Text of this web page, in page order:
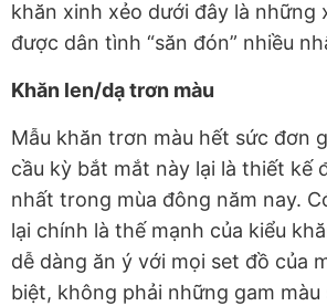
khăn xinh xẻo dưới đây là những
được dân tình “săn đón” nhiều
Khăn len/dạ trơn màu
Mẫu khăn trơn màu hết sức đơn
cầu kỳ bắt mắt này lại là thiết kế
nhất trong mùa đông năm nay.
lại chính là thế mạnh của kiểu
dễ dàng ăn ý với mọi set đồ của
biệt, không phải những gam màu